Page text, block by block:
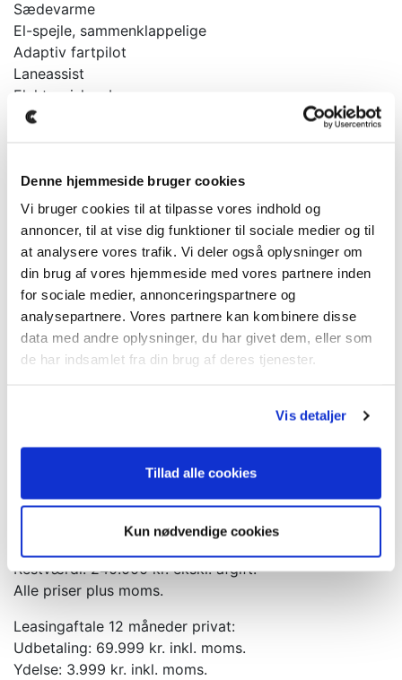
Denne hjemmeside bruger cookies
Vi bruger cookies til at tilpasse vores indhold og
annoncer, til at vise dig funktioner til sociale medier og til
at analysere vores trafik. Vi deler også oplysninger om
din brug af vores hjemmeside med vores partnere inden
for sociale medier, annonceringspartnere og
analysepartnere. Vores partnere kan kombinere disse
data med andre oplysninger, du har givet dem, eller som
de har indsamlet fra din brug af deres tjenester.
Vis detaljer
Tillad alle cookies
Kun nødvendige cookies
Sædevarme
El-spejle, sammenklappelige
Adaptiv fartpilot
Laneassist
Elektronisk p-bremse
Navi
... og meget, meget mere.
På denne bil kan vi tilbyde forsikring fra 675kr
månedligt.
Der tages forbehold for tastefejl, ændringer samt at
bilen kan være solgt.
Kontakt os for mere info.
Bilen kan ses og prøvekøres efter aftale hos Clevr Car
- Klargøring
- Mulighed for garanti
Leasingaftale 12 måneder erhverv:
Udbetaling: 55.999 kr.
Restværdi: 240.000 kr. ekskl. afgift.
Alle priser plus moms.
Leasingaftale 12 måneder privat:
Udbetaling: 69.999 kr. inkl. moms.
Ydelse: 3.999 kr. inkl. moms.